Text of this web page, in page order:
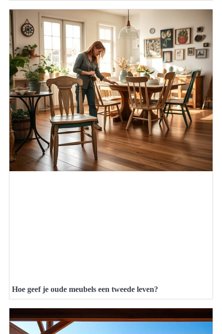
Hoe geef je oude meubels een tweede leven?